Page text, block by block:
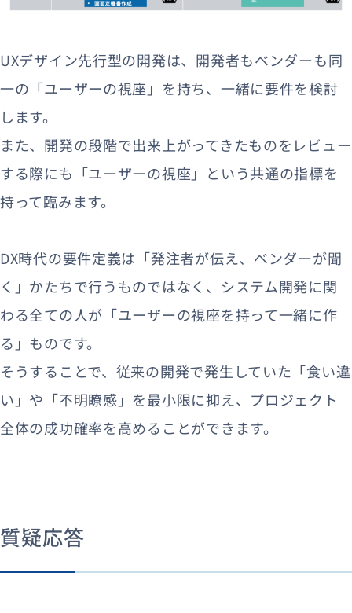
UXデザイン先行型の開発は、開発者もベンダーも同
一の「ユーザーの視座」を持ち、一緒に要件を検討
します。
また、開発の段階で出来上がってきたものをレビュー
する際にも「ユーザーの視座」という共通の指標を
持って臨みます。
DX時代の要件定義は「発注者が伝え、ベンダーが聞
く」かたちで行うものではなく、システム開発に関
わる全ての人が「ユーザーの視座を持って一緒に作
る」ものです。
そうすることで、従来の開発で発生していた「食い違
い」や「不明瞭感」を最小限に抑え、プロジェクト
全体の成功確率を高めることができます。
質疑応答